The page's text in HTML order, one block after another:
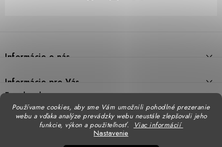
Používame cookies, aby sme Vám umožnili pohodlné prezeranie
webu a vďaka analýze prevádzky webu neustále zlepšovali jeho
funkcie, výkon a použiteľnosť.
Viac informácií
Nastavenie
p
i
Informácie o nás
Prečo DUAL BP
Predajne
Doprava
Informácie pre Vás
Formulár na výmenu tovaru
Facebook
Katalógy
STENSO - kompletné OOPP